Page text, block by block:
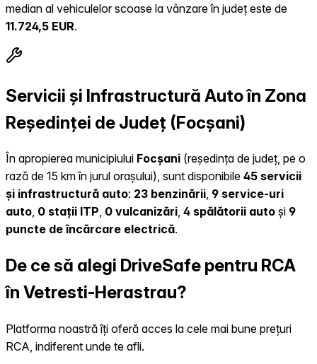
median al vehiculelor scoase la vânzare în județ este de
11.724,5 EUR.
Servicii și Infrastructură Auto în Zona
Reședinței de Județ (Focșani)
În apropierea municipiului Focșani (reședința de județ, pe o
rază de 15 km în jurul orașului), sunt disponibile 45 servicii
și infrastructură auto: 23 benzinării, 9 service-uri
auto, 0 stații ITP, 0 vulcanizări, 4 spălătorii auto și 9
puncte de încărcare electrică.
De ce să alegi DriveSafe pentru RCA
în Vetresti-Herastrau?
Platforma noastră îți oferă acces la cele mai bune prețuri
RCA, indiferent unde te afli.